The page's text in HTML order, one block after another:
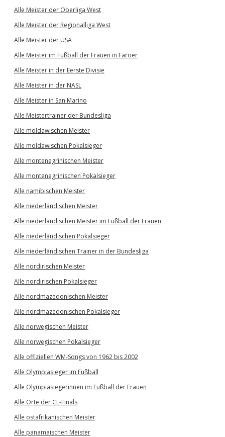
Alle Meister der Oberliga West
Alle Meister der Regionalliga West
Alle Meister der USA
Alle Meister im Fußball der Frauen in Färöer
Alle Meister in der Eerste Divisie
Alle Meister in der NASL
Alle Meister in San Marino
Alle Meistertrainer der Bundesliga
Alle moldawischen Meister
Alle moldawischen Pokalsieger
Alle montenegrinischen Meister
Alle montenegrinischen Pokalsieger
Alle namibischen Meister
Alle niederländischen Meister
Alle niederländischen Meister im Fußball der Frauen
Alle niederländischen Pokalsieger
Alle niederländischen Trainer in der Bundesliga
Alle nordirischen Meister
Alle nordirischen Pokalsieger
Alle nordmazedonischen Meister
Alle nordmazedonischen Pokalsieger
Alle norwegischen Meister
Alle norwegischen Pokalsieger
Alle offiziellen WM-Songs von 1962 bis 2002
Alle Olympiasieger im Fußball
Alle Olympiasiegerinnen im Fußball der Frauen
Alle Orte der CL-Finals
Alle ostafrikanischen Meister
Alle panamaischen Meister